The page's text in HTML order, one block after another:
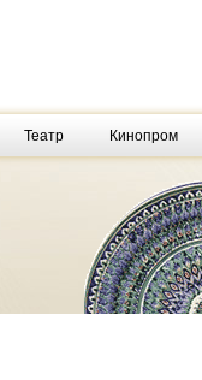
Театр Кинопром